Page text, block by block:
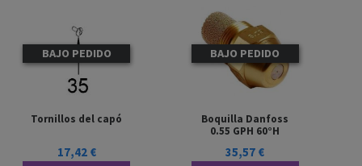
BAJO PEDIDO
Tornillos del capó
17,42 €
BAJO PEDIDO
Boquilla Danfoss
0.55 GPH 60°H
35,57 €